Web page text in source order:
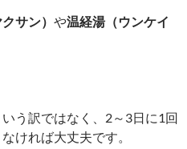
サン） や温経湯（ウンケイ
う訳ではなく、2～3日に1回
ければ大丈夫です。